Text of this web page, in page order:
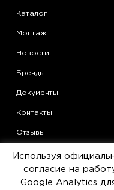
Каталог
Монтаж
Новости
Бренды
Документы
Контакты
Отзывы
Области применения
Статьи
Используя
согласие на
Google Analytics